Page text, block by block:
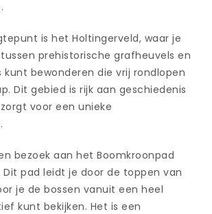
is het Holtingerveld, waar je
prehistorische grafheuvels en
kunt bewonderen die vrij rondlopen
Dit gebied is rijk aan geschiedenis
voor een unieke
bezoek aan het Boomkroonpad
pad leidt je door de toppen van
je de bossen vanuit een heel
kunt bekijken. Het is een